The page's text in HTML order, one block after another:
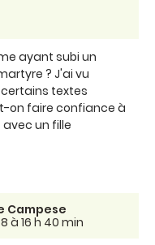
ayant subi un
? J'ai vu
textes
on faire confiance à
un fille
Campese
à 16 h 40 min